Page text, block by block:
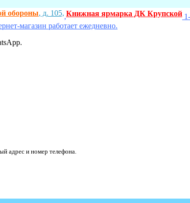
обороны, д. 105,,Книжная ярмарка ДК Крупской
магазин работает ежедневно.
адрес и номер телефона.